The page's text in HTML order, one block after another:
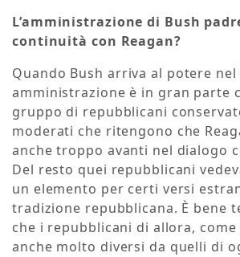
L’amministrazione di Bush
continuità con Reagan?
Quando Bush arriva al potere nel
amministrazione è in gran parte
gruppo di repubblicani
moderati che ritengono che
anche troppo avanti nel dialogo
Del resto quei repubblicani
un elemento per certi versi
tradizione repubblicana. È bene
che i repubblicani di allora, come
anche molto diversi da quelli di